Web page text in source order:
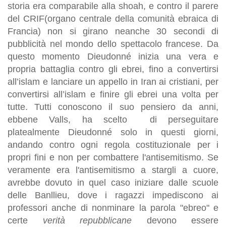
storia era comparabile alla shoah, e contro il parere
del CRIF(organo centrale della comunità ebraica di
Francia) non si girano neanche 30 secondi di
pubblicità nel mondo dello spettacolo francese. Da
questo momento Dieudonné inizia una vera e
propria battaglia contro gli ebrei, fino a convertirsi
all’islam e lanciare un appello in Iran ai cristiani, per
convertirsi all’islam e finire gli ebrei una volta per
tutte. Tutti conoscono il suo pensiero da anni,
ebbene Valls, ha scelto di perseguitare
platealmente Dieudonné solo in questi giorni,
andando contro ogni regola costituzionale per i
propri fini e non per combattere l'antisemitismo. Se
veramente era l'antisemitismo a stargli a cuore,
avrebbe dovuto in quel caso iniziare dalle scuole
delle Banllieu, dove i ragazzi impediscono ai
professori anche di nonminare la parola "ebreo" e
certe verità repubblicane devono essere